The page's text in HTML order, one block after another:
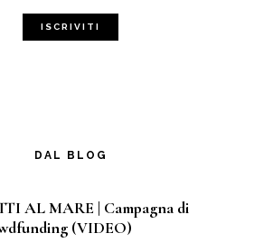
DAL BLOG
AL MARE | Campagna di
(VIDEO)